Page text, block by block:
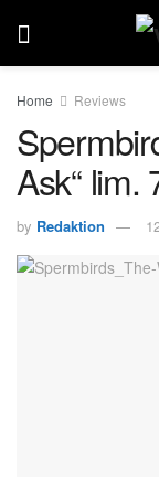
Home Reviews
Ask“ lim.
by Redaktion